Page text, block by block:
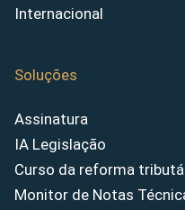
Internacional
Soluções
Assinatura
IA Legislação
Curso da reforma
Monitor de Notas